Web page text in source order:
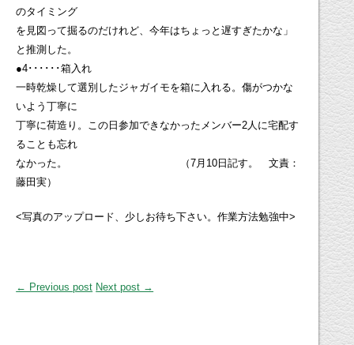
のタイミング
を見図って掘るのだけれど、今年はちょっと遅すぎたかな」
と推測した。
●4･･････箱入れ
一時乾燥して選別したジャガイモを箱に入れる。傷がつかな
いよう丁寧に
丁寧に荷造り。この日参加できなかったメンバー2人に宅配す
ることも忘れ
なかった。 （7月10日記す。 文責：
藤田実）
<写真のアップロード、少しお待ち下さい。作業方法勉強中>
← Previous post Next post →